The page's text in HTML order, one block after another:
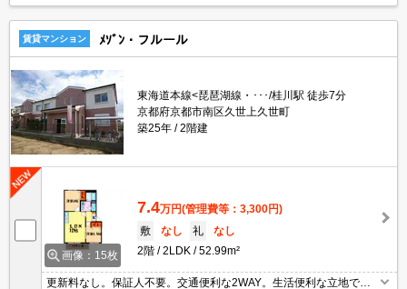
賃貸マンション ﾒｿﾞﾝ・フルール
東海道本線<琵琶湖線・･･･/桂川駅 徒歩7分
京都府京都市南区久世上久世町
築25年
2階建
画像：15枚
7.4万円(管理費等：3,300円)
敷
なし 礼
なし
2階
2LDK 52.99m²
更新料なし。保証人不要。交通便利な2WAY。生活便利な立地で